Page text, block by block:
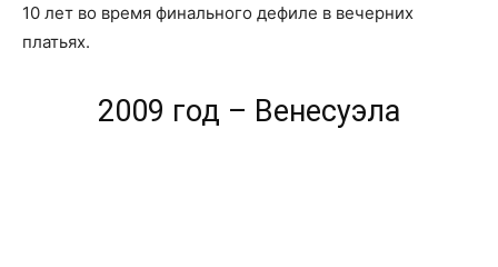
10 лет во время финального дефиле в вечерних
платьях.
2009 год – Венесуэла